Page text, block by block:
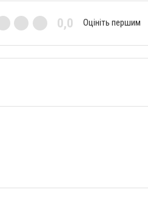
0,0 Оцініть першим